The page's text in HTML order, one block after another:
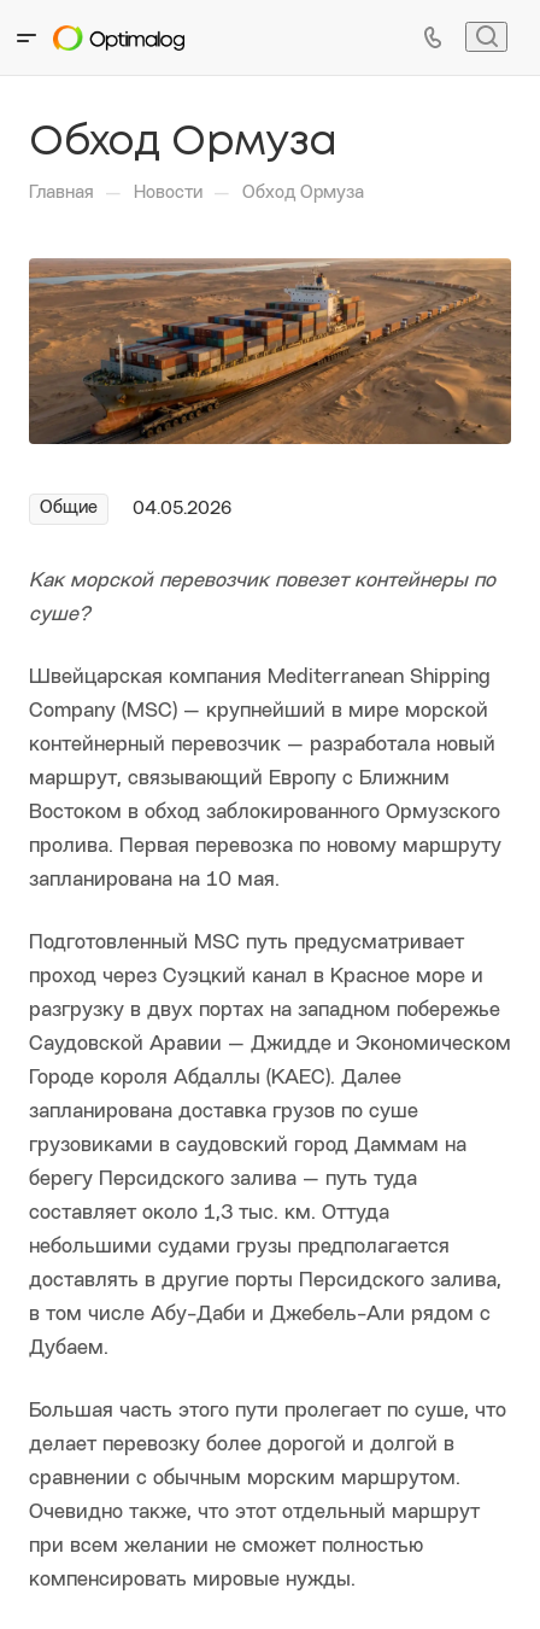
Обход Ормуза
Главная — Новости — Обход Ормуза
Общие 04.05.2026
Как морской перевозчик повезет контейнеры по
суше?
Швейцарская компания Mediterranean Shipping
Company (MSC) — крупнейший в мире морской
контейнерный перевозчик — разработала новый
маршрут, связывающий Европу с Ближним
Востоком в обход заблокированного Ормузского
пролива. Первая перевозка по новому маршруту
запланирована на 10 мая.
Подготовленный MSC путь предусматривает
проход через Суэцкий канал в Красное море и
разгрузку в двух портах на западном побережье
Саудовской Аравии — Джидде и Экономическом
Городе короля Абдаллы (KAEC). Далее
запланирована доставка грузов по суше
грузовиками в саудовский город Даммам на
берегу Персидского залива — путь туда
составляет около 1,3 тыс. км. Оттуда
небольшими судами грузы предполагается
доставлять в другие порты Персидского залива,
в том числе Абу-Даби и Джебель-Али рядом с
Дубаем.
Большая часть этого пути пролегает по суше, что
делает перевозку более дорогой и долгой в
сравнении с обычным морским маршрутом.
Очевидно также, что этот отдельный маршрут
при всем желании не сможет полностью
компенсировать мировые нужды.